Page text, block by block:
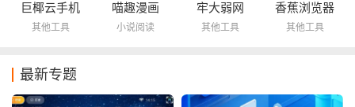
巨椰云手机
其他工具
喵趣漫画
小说阅读
牢大弱网
其他工具
香蕉浏览器
其他工具
最新专题